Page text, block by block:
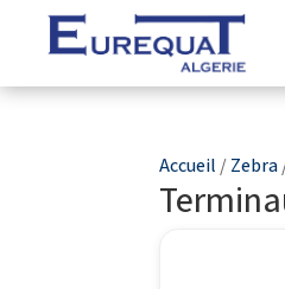
Accueil /Zebra